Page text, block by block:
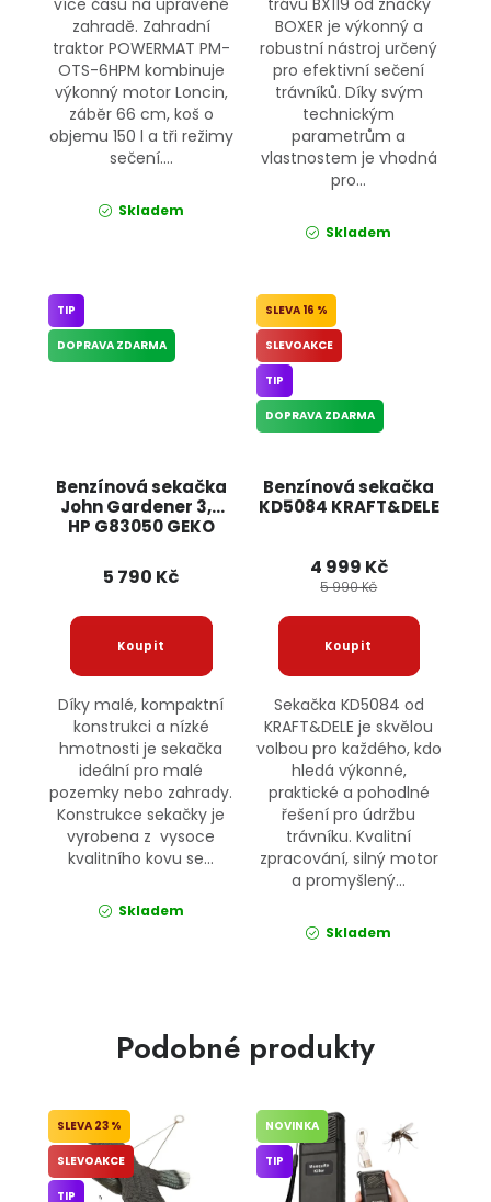
zahradě. Zahradní
traktor POWERMAT PM-
OTS-6HPM kombinuje
výkonný motor Loncin,
záběr 66 cm, koš o
objemu 150 l a tři režimy
sečení....
Skladem
BOXER je výkonný a
robustní nástroj určený
pro efektivní sečení
trávníků. Díky svým
technickým
parametrům a
vlastnostem je vhodná
pro...
Skladem
Benzínová sekačka
John Gardener 3,5
HP G83050 GEKO
TIP
DOPRAVA ZDARMA
5 790 Kč
Díky malé, kompaktní
konstrukci a nízké
hmotnosti je sekačka
ideální pro malé
pozemky nebo zahrady.
Konstrukce sekačky je
vyrobena z vysoce
kvalitního kovu se...
Skladem
Benzínová sekačka
KD5084 KRAFT&DELE
16 %
SLEVOAKCE
TIP
DOPRAVA ZDARMA
4 999 Kč
5 990 Kč
Sekačka KD5084 od
KRAFT&DELE je skvělou
volbou pro každého, kdo
hledá výkonné,
praktické a pohodlné
řešení pro údržbu
trávníku. Kvalitní
zpracování, silný motor
a promyšlený...
Skladem
Podobné produkty
23 %
SLEVOAKCE
TIP
NOVINKA
TIP